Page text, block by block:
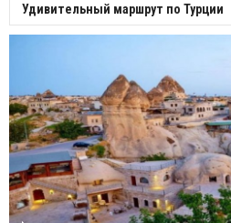
Удивительный маршрут по Турции